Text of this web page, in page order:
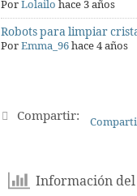
PorLolailo hace 3 años
Robots para limpiar
PorEmma_96hace 4 años
Compartir:
Información